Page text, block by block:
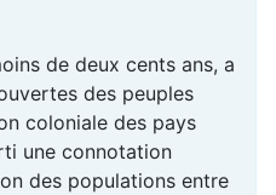
de deux cents ans, a
des peuples
coloniale des pays
une connotation
des populations entre